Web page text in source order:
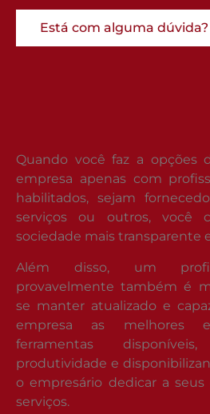
Está com alguma dúvida?
Quando você faz a opções
empresa apenas com
habilitados, sejam
serviços ou outros, você
sociedade mais transparente
Além disso, um
provavelmente também é
se manter atualizado e
empresa as melhores
ferramentas
produtividade e
o empresário dedicar a
serviços.